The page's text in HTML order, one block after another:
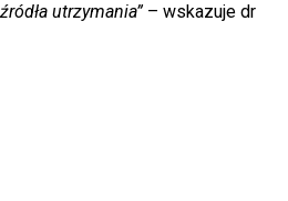
utrzymania”– wskazuje dr